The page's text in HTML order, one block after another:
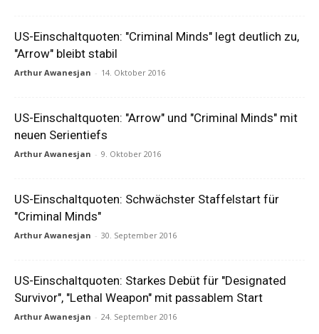
US-Einschaltquoten: "Criminal Minds" legt deutlich zu,
"Arrow" bleibt stabil
Arthur Awanesjan - 14. Oktober 2016
US-Einschaltquoten: "Arrow" und "Criminal Minds" mit
neuen Serientiefs
Arthur Awanesjan - 9. Oktober 2016
US-Einschaltquoten: Schwächster Staffelstart für
"Criminal Minds"
Arthur Awanesjan - 30. September 2016
US-Einschaltquoten: Starkes Debüt für "Designated
Survivor", "Lethal Weapon" mit passablem Start
Arthur Awanesjan - 24. September 2016